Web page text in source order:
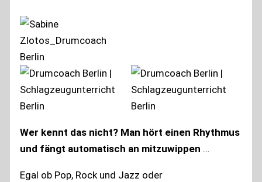
Wer kennt das nicht? Man hört einen Rhythmus
und fängt automatisch an mitzuwippen …
Egal ob Pop, Rock und Jazz oder